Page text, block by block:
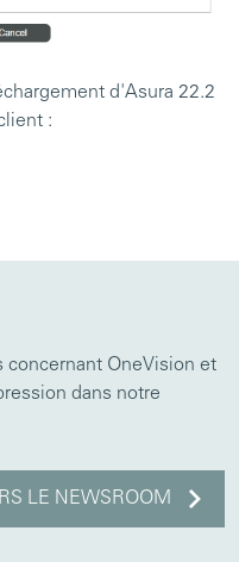
d'Asura 22.2
:
concernant OneVision et
dans notre
LE NEWSROOM